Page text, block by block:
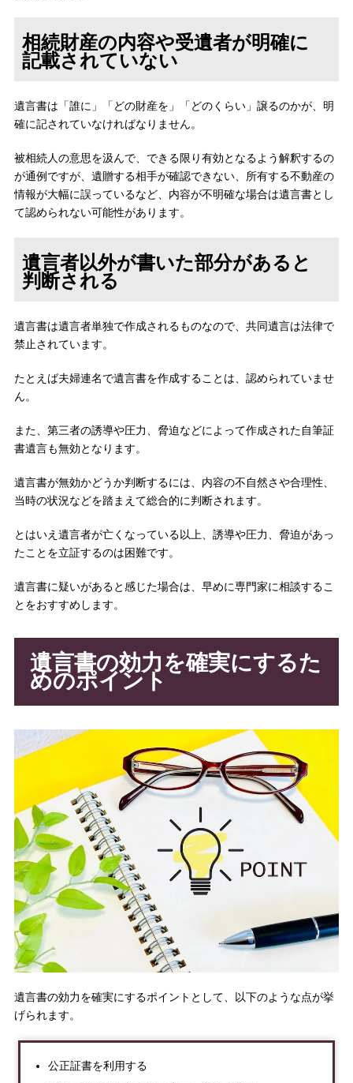
相続財産の内容や受遺者が明確に
記載されていない
遺言書は「誰に」「どの財産を」「どのくらい」譲るのかが、明
確に記されていなければなりません。
被相続人の意思を汲んで、できる限り有効となるよう解釈するの
が通例ですが、遺贈する相手が確認できない、所有する不動産の
情報が大幅に誤っているなど、内容が不明確な場合は遺言書とし
て認められない可能性があります。
遺言者以外が書いた部分があると
判断される
遺言書は遺言者単独で作成されるものなので、共同遺言は法律で
禁止されています。
たとえば夫婦連名で遺言書を作成することは、認められていませ
ん。
また、第三者の誘導や圧力、脅迫などによって作成された自筆証
書遺言も無効となります。
遺言書が無効かどうか判断するには、内容の不自然さや合理性、
当時の状況などを踏まえて総合的に判断されます。
とはいえ遺言者が亡くなっている以上、誘導や圧力、脅迫があっ
たことを立証するのは困難です。
遺言書に疑いがあると感じた場合は、早めに専門家に相談するこ
とをおすすめします。
遺言書の効力を確実にするた
めのポイント
遺言書の効力を確実にするポイントとして、以下のような点が挙
げられます。
公正証書を利用する